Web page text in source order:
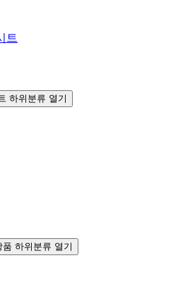
트
하위분류 열기
품 하위분류 열기